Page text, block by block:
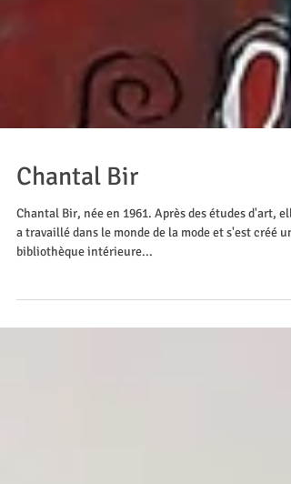
Chantal Bir
Chantal Bir, née en 1961. Après des études d'art, elle
bibliothèque intérieure...